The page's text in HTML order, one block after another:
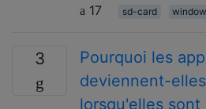
17
sd-card
3
Pourquoi les
deviennent-
lorsqu'elles sont